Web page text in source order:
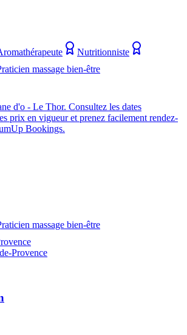
Nutritionniste
massage bien-être
d'o - Le Thor. Consultez les dates
prix en vigueur et prenez facilement rendez-
Bookings.
massage bien-être
Provence